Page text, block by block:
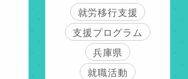
就労移行支援
支援プログラム
兵庫県
就職活動